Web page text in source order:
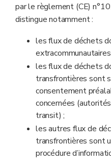
par le règlement (CE)
distingue notamment :
les flux de déchets
les flux de déchets
transfrontières sont
consentement
concernées
transit) ;
les autres flux de
transfrontières sont
procédure